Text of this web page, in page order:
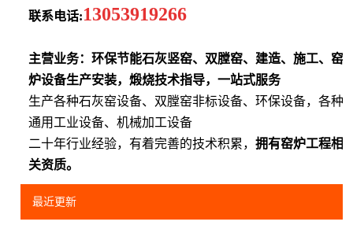
联系电话:13053919266
主营业务：环保节能石灰竖窑、双膛窑、建造、施工、窑
炉设备生产安装，煅烧技术指导，一站式服务
生产各种石灰窑设备、双膛窑非标设备、环保设备，各种
通用工业设备、机械加工设备
二十年行业经验，有着完善的技术积累，拥有窑炉工程相
关资质。
最近更新